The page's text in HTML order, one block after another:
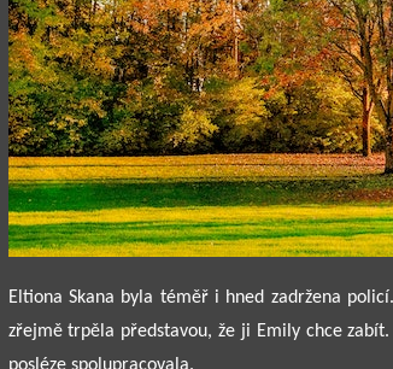
Eltiona Skana byla téměř i hned zadržena
zřejmě trpěla představou, že ji Emily chce